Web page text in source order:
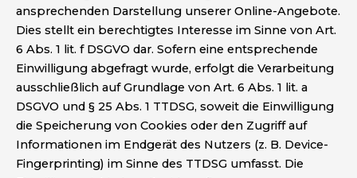
ansprechenden Darstellung unserer Online-Angebote.
Dies stellt ein berechtigtes Interesse im Sinne von Art.
6 Abs. 1 lit. f DSGVO dar. Sofern eine entsprechende
Einwilligung abgefragt wurde, erfolgt die Verarbeitung
ausschließlich auf Grundlage von Art. 6 Abs. 1 lit. a
DSGVO und § 25 Abs. 1 TTDSG, soweit die Einwilligung
die Speicherung von Cookies oder den Zugriff auf
Informationen im Endgerät des Nutzers (z. B. Device-
Fingerprinting) im Sinne des TTDSG umfasst. Die